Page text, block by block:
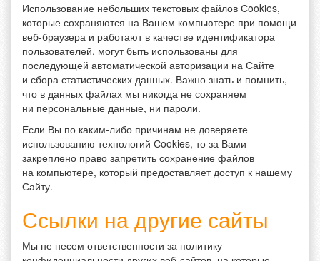
Использование небольших текстовых файлов Сookies,
которые сохраняются на Вашем компьютере при помощи
веб-браузера и работают в качестве идентификатора
пользователей, могут быть использованы для
последующей автоматической авторизации на Сайте
и сбора статистических данных. Важно знать и помнить,
что в данных файлах мы никогда не сохраняем
ни персональные данные, ни пароли.
Если Вы по каким-либо причинам не доверяете
использованию технологий Сookies, то за Вами
закреплено право запретить сохранение файлов
на компьютере, который предоставляет доступ к нашему
Сайту.
Ссылки на другие сайты
Мы не несем ответственности за политику